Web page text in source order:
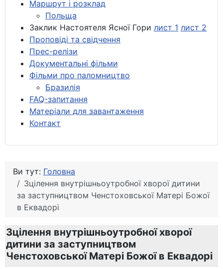
Маршрут і розклад
Польща
Заклик Настоятеля Ясної Гори лист 1 лист 2
Проповіді та свідчення
Прес-релізи
Документальні фільми
Фільми про паломництво
Бразилія
FAQ-запитання
Матеріали для завантаження
Контакт
Ви тут: Головна
Зцілення внутрішньоутробної хворої дитини
за заступництвом Ченстоховської Матері Божої
в Еквадорі
Зцілення внутрішньоутробної хворої
дитини за заступництвом
Ченстоховської Матері Божої в Еквадорі